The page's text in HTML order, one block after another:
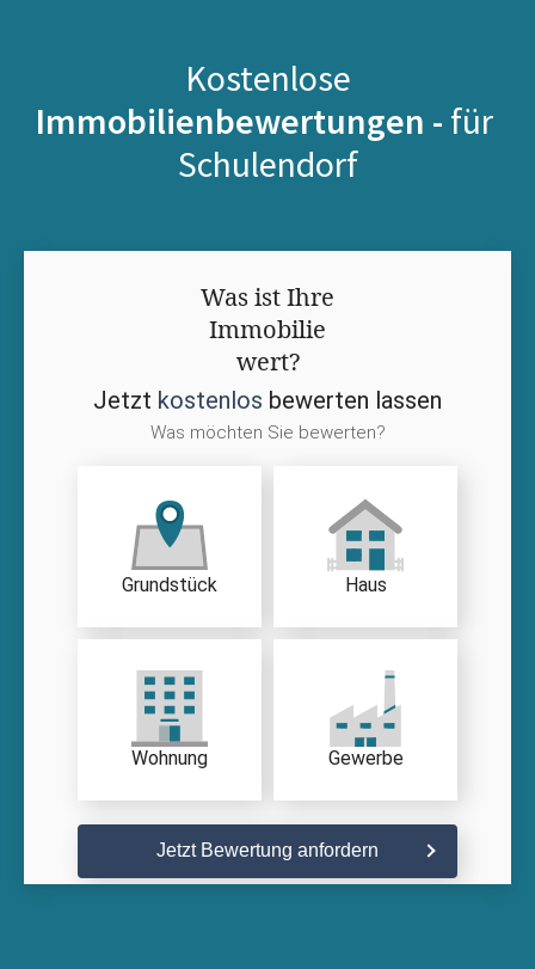
Kostenlose
Immobilienbewertungen - für
Schulendorf
Was ist Ihre
Immobilie
wert?
Jetzt kostenlos bewerten lassen
Was möchten Sie bewerten?
Grundstück Haus
Wohnung Gewerbe
Jetzt Bewertung anfordern